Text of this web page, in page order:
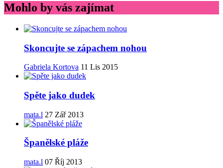
Mohlo by vás zajímat
Skoncujte se zápachem nohou
Gabriela Kortova 11 Lis 2015
Spěte jako dudek
mata.l 27 Zář 2013
Španělské pláže
mata.l 07 Říj 2013